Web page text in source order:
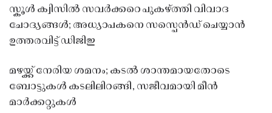
സ്കൂൾ ക്വിസിൽ സവർക്കറെ പുകഴ്ത്തി വിവാദ
ചോദ്യങ്ങൾ; അധ്യാപകനെ സസ്പെൻഡ് ചെയ്യാൻ
ഉത്തരവിട്ട് ഡിജിഇ
മഴയ്ക്ക് നേരിയ ശമനം; കടൽ ശാന്തമായതോടെ
ബോട്ടുകൾ കടലിലിറങ്ങി, സജീവമായി മീൻ
മാർക്കറ്റുകൾ